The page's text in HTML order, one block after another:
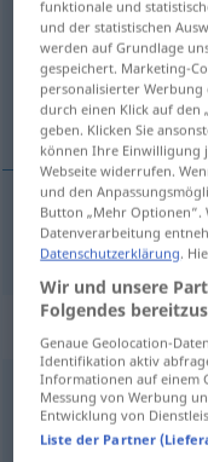
Übersicht aller
(Für mehr Details die
fixen
fixen chutarse FAM
chinchar,atravesar,
incitar,picar,
funktionale und
und der statistischen
werden auf Grundlage
gespeichert. Marketing-
personalisierter Werbung
durch einen Klick auf den
geben. Klicken Sie
können Ihre Einwilligung
Webseite widerrufen.
und den
Button „Mehr Optionen“.
Datenverarbeitung
Datenschutzerklärung.
Wir und unsere
Folgendes
Genaue Geolocation-
Identifikation aktiv
Informationen auf einem
Messung von Werbung
Entwicklung von
Liste der Partner